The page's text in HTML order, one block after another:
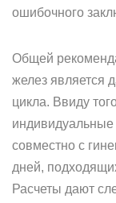
ошибочного
Общей
желез является
цикла. Ввиду
совместно с
дней,
Расчеты дают